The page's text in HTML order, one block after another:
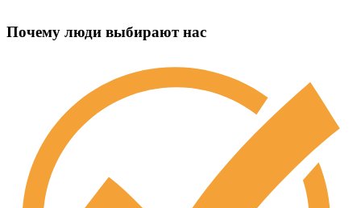
Почему люди выбирают нас